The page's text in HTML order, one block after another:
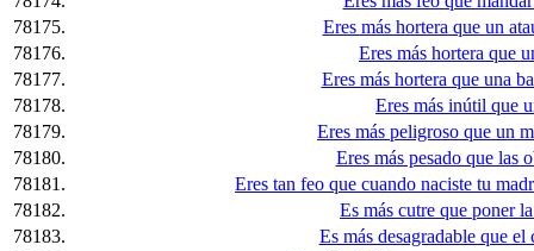
78175.
Eres más hortera que un
78176.
Eres más hortera que
78177.
Eres más hortera que una
78178.
Eres más inútil que
78179.
Eres más peligroso que un
78180.
Eres más pesado que las
78181.
Eres tan feo que cuando naciste tu
78182.
Es más cutre que poner
78183.
Es más desagradable que